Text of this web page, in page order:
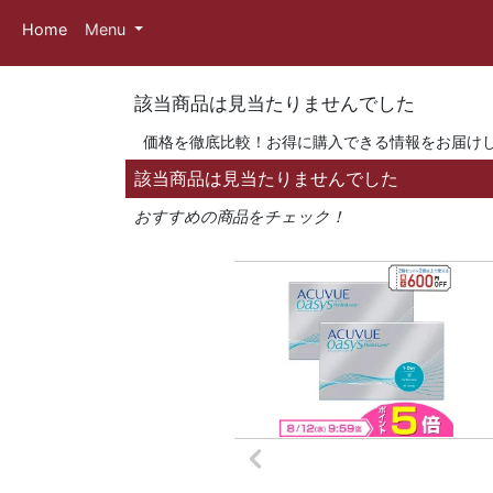
Home Menu
該当商品は見当たりませんでした
価格を徹底比較！お得に購入できる情報をお届け
該当商品は見当たりませんでした
おすすめの商品をチェック！